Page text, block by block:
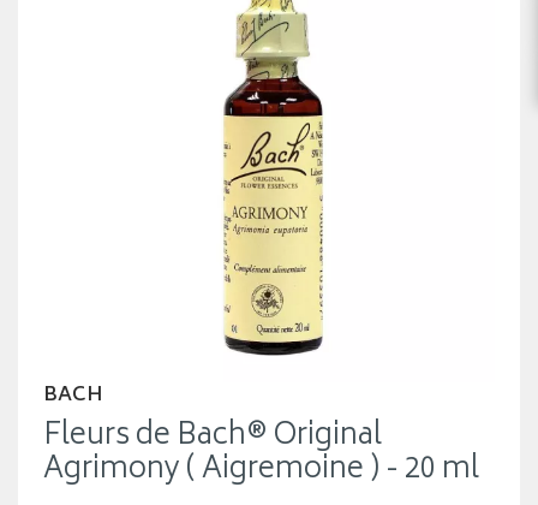
BACH
Fleurs de Bach® Original
Agrimony ( Aigremoine ) - 20 ml